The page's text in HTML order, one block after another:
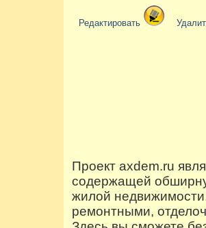
Редактировать
Проект axdem.ru
содержащей
жилой
ремонтными,